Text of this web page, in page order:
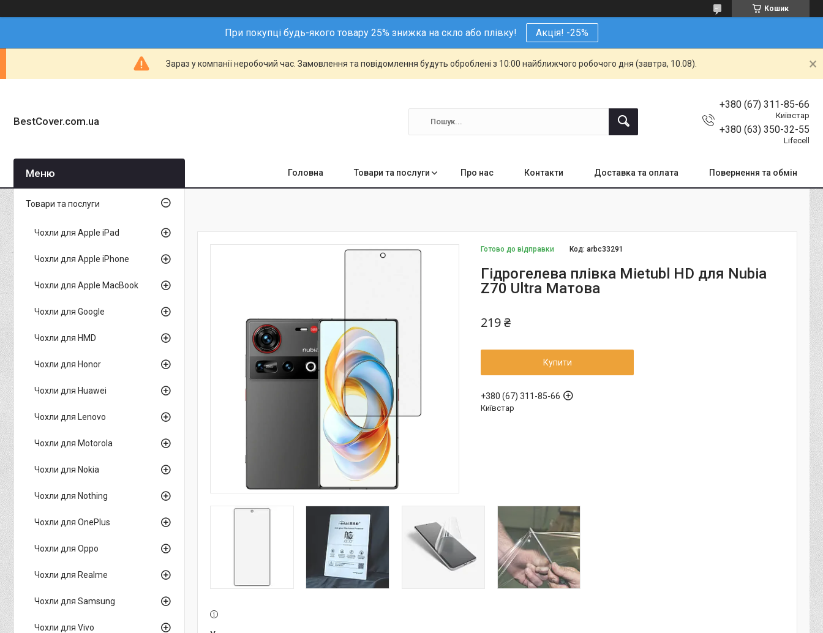
Кошик
При покупці будь-якого товару 25% знижка на скло або плівку! Акція! -25%
Зараз у компанії неробочий час. Замовлення та повідомлення будуть оброблені з 10:00 найближчого робочого дня (завтра, 10.08).
BestCover.com.ua
+380 (67) 311-85-66
Київстар
+380 (63) 350-32-55
Lifecell
Головна Товари та послуги Про нас Контакти Доставка та оплата Повернення та обмін
Готово до відправки Код:arbc33291
Гідрогелева плівка Mietubl HD для Nubia
Z70 Ultra Матова
219 ₴
Купити
+380 (67) 311-85-66
Київстар
Товари та послуги
Чохли для Apple iPad
Чохли для Apple iPhone
Чохли для Apple MacBook
Чохли для Google
Чохли для HMD
Чохли для Honor
Чохли для Huawei
Чохли для Lenovo
Чохли для Motorola
Чохли для Nokia
Чохли для Nothing
Чохли для OnePlus
Чохли для Oppo
Чохли для Realme
Чохли для Samsung
Чохли для Vivo